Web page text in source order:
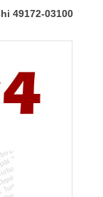
49172-03100